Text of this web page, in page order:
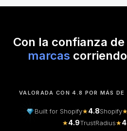
Con la confianza
marcas
VALORADA CON 4.8 POR MÁS
Built for Shopify★4.8Shopify★
★4.9TrustRadius★